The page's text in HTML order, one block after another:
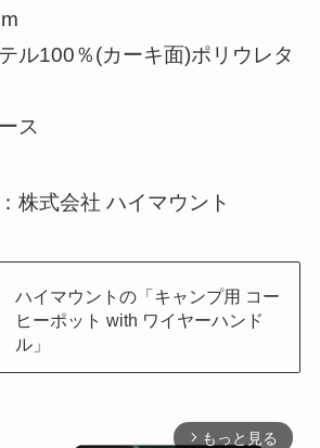
ル100％(カーキ面)ポリウレタ
ス
株式会社 ハイマウント
ハイマウントの「キャンプ用 コー
ヒーポット with ワイヤーハンド
ル」
arrow_forward_ios もっと見る